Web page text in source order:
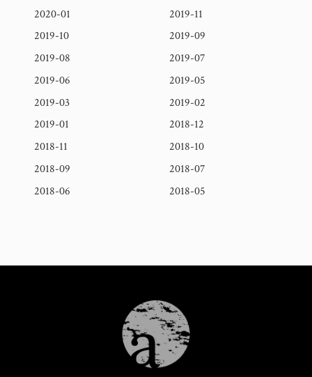
2020-01
2019-11
2019-10
2019-09
2019-08
2019-07
2019-06
2019-05
2019-03
2019-02
2019-01
2018-12
2018-11
2018-10
2018-09
2018-07
2018-06
2018-05